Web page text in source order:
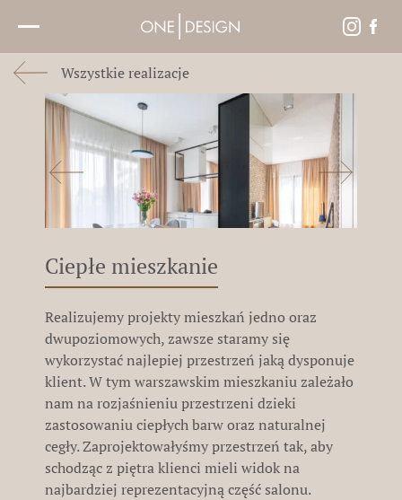
Otwórz
lub
ZamknijWszystkie realizacje
Ciepłe mieszkanie
Realizujemy projekty mieszkań jedno oraz
dwupoziomowych, zawsze staramy się
wykorzystać najlepiej przestrzeń jaką dysponuje
klient. W tym warszawskim mieszkaniu zależało
nam na rozjaśnieniu przestrzeni dzieki
zastosowaniu ciepłych barw oraz naturalnej
cegły. Zaprojektowałyśmy przestrzeń tak, aby
schodząc z piętra klienci mieli widok na
najbardziej reprezentacyjną część salonu.